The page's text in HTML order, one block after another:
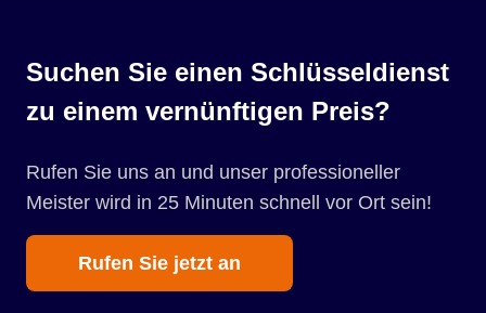
Suchen Sie einen Schlüsseldienst
zu einem vernünftigen Preis?
Rufen Sie uns an und unser professioneller
Meister wird in 25 Minuten schnell vor Ort sein!
Rufen Sie jetzt an